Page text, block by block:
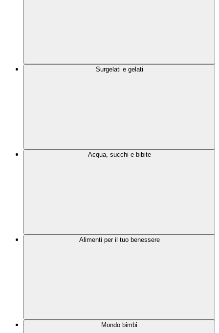
Surgelati e gelati
Acqua, succhi e bibite
Alimenti per il tuo benessere
Mondo bimbi